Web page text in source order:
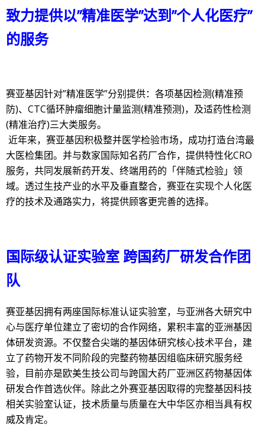
致力提供以”精准医学”达到”个人化医疗”
的服务
赛亚基因针对”精准医学”分别提供：各项基因检测(精准预
防)、CTC循环肿瘤细胞计量监测(精准预测)，及适药性检测
(精准治疗)三大类服务。
近年来，赛亚基因积极整并医学检验市场，成功打造台湾最
大医检集团。并与数家国际知名药厂合作，提供特性化CRO
服务，共同发展新药开发、终端用药的「伴随式检验」领
域。透过生技产业的水平及垂直整合，赛亚在实现个人化医
疗的技术及通路实力，将提供顾客更完善的选择。
国际级认证实验室 跨国药厂研发合作团
队
赛亚基因拥有两座国际标准认证实验室，与亚洲各大研究中
心与医疗单位建立了密切的合作网络，累积丰富的亚洲基因
体研发资源。不仅整合尖端的基因体研究核心技术平台，建
立了药物开发不同阶段的完整药物基因组临床研究服务经
验，目前亦是欧美生技公司与跨国大药厂亚洲区药物基因体
研发合作首选伙伴。除此之外赛亚基因取得的完整基因科技
相关实验室认证，技术质量与质量在大中华区亦相当具有权
威及肯定。